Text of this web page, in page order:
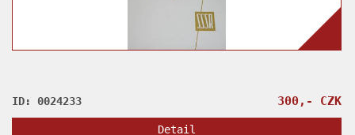
ID: 0024233 300,- CZK
Detail